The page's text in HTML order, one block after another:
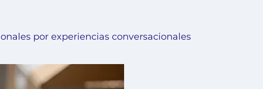
por experiencias conversacionales